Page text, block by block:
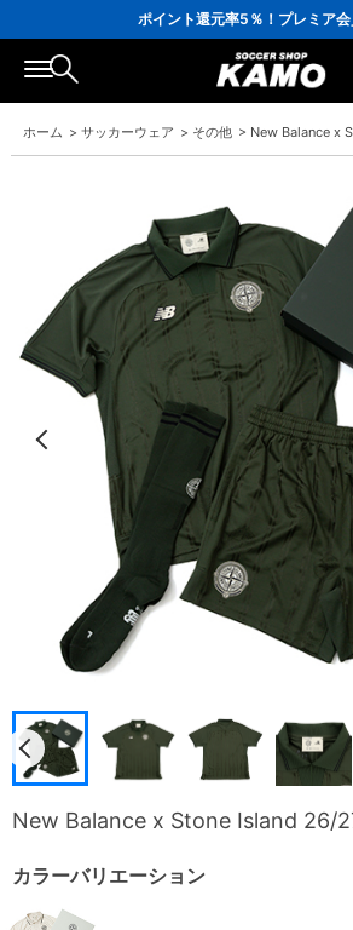
ポイント還元率5％！プレミア
会員の方にはお誕生月に「10％OFFクー
16,000円(税込)以上でシューズケース
3,300円(税込)以上で送料無
ホーム > サッカーウェア > その他 > New Balance x
New Balance x Stone Island 26/
カラーバリエーション